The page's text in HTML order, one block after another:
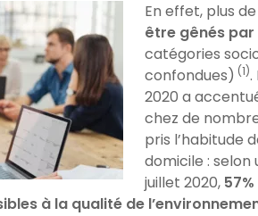
En effet, plus
être gênés
catégories
confondues) (1).
2020 a
chez de
pris l’habitude
domicile : selon
juillet 2020,
à la qualité de